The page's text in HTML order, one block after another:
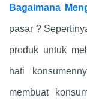
Bagaimana
pasar ?
produk untuk
hati
membuat